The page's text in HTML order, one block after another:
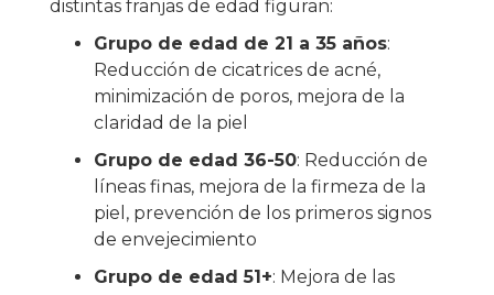
distintas franjas de edad figuran:
Grupo de edad de 21 a 35 años:
Reducción de cicatrices de acné,
minimización de poros, mejora de la
claridad de la piel
Grupo de edad 36-50: Reducción de
líneas finas, mejora de la firmeza de la
piel, prevención de los primeros signos
de envejecimiento
Grupo de edad 51+: Mejora de las